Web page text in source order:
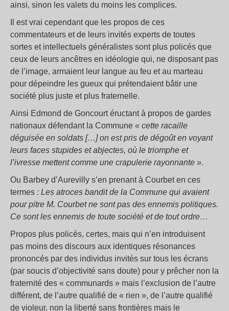
ainsi, sinon les valets du moins les complices.
Il est vrai cependant que les propos de ces
commentateurs et de leurs invités experts de toutes
sortes et intellectuels généralistes sont plus policés que
ceux de leurs ancêtres en idéologie qui, ne disposant pas
de l’image, armaient leur langue au feu et au marteau
pour dépeindre les gueux qui prétendaient bâtir une
société plus juste et plus fraternelle.
Ainsi Edmond de Goncourt éructant à propos de gardes
nationaux défendant la Commune « cette racaille
déguisée en soldats […] on est pris de dégoût en voyant
leurs faces stupides et abjectes, où le triomphe et
l’ivresse mettent comme une crapulerie rayonnante ».
Ou Barbey d’Aurevilly s’en prenant à Courbet en ces
termes : Les atroces bandit de la Commune qui avaient
pour pitre M. Courbet ne sont pas des ennemis politiques.
Ce sont les ennemis de toute société et de tout ordre…
Propos plus policés, certes, mais qui n’en introduisent
pas moins des discours aux identiques résonances
prononcés par des individus invités sur tous les écrans
(par soucis d’objectivité sans doute) pour y prêcher non la
fraternité des « communards » mais l’exclusion de l’autre
différent, de l’autre qualifié de « rien », de l’autre qualifié
de violeur, non la liberté sans frontières mais le